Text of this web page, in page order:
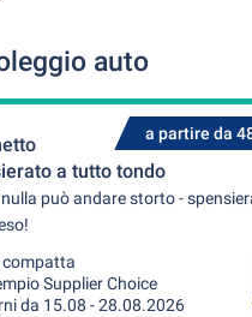
auto
a partire da
a tutto tondo
può andare storto -
compatta
Supplier Choice
da 15.08 - 28.08.2026